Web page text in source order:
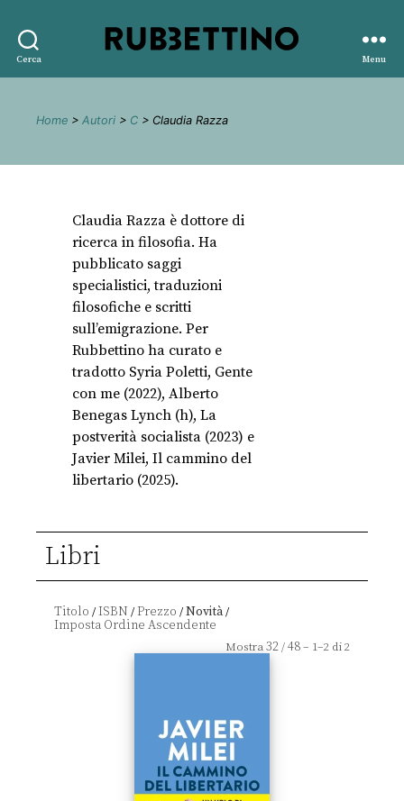
Cerca
editore
Menu
Home > Autori > C > Claudia Razza
Claudia Razza è dottore di
ricerca in filosofia. Ha
pubblicato saggi
specialistici, traduzioni
filosofiche e scritti
sull’emigrazione. Per
Rubbettino ha curato e
tradotto Syria Poletti, Gente
con me (2022), Alberto
Benegas Lynch (h), La
postverità socialista (2023) e
Javier Milei, Il cammino del
libertario (2025).
Libri
Titolo /ISBN /Prezzo /Novità/
Mostra32/48– 1–2 di 2